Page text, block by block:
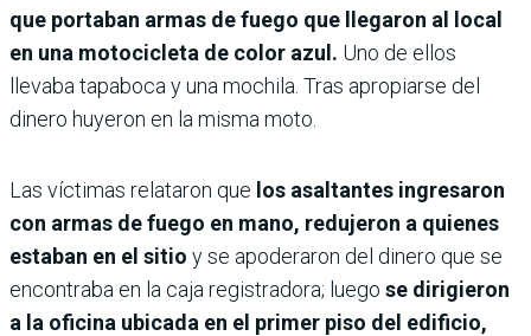
que portaban armas de fuego que llegaron al local
en una motocicleta de color azul. Uno de ellos
llevaba tapaboca y una mochila. Tras apropiarse del
dinero huyeron en la misma moto.
Las víctimas relataron que los asaltantes ingresaron
con armas de fuego en mano, redujeron a quienes
estaban en el sitio y se apoderaron del dinero que se
encontraba en la caja registradora; luego se dirigieron
a la oficina ubicada en el primer piso del edificio,